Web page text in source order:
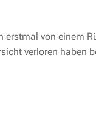
erstmal von einem
verloren haben